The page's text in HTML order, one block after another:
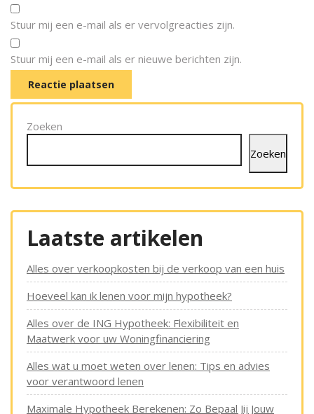
Stuur mij een e-mail als er vervolgreacties zijn.
Stuur mij een e-mail als er nieuwe berichten zijn.
Zoeken
Zoeken
Laatste artikelen
Alles over verkoopkosten bij de verkoop van een huis
Hoeveel kan ik lenen voor mijn hypotheek?
Alles over de ING Hypotheek: Flexibiliteit en
Maatwerk voor uw Woningfinanciering
Alles wat u moet weten over lenen: Tips en advies
voor verantwoord lenen
Maximale Hypotheek Berekenen: Zo Bepaal Jij Jouw